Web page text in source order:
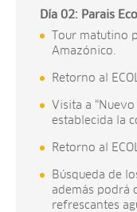
Día 02: Parais
Tour matutino
Amazónico.
Retorno al
Visita a
establecida la
Retorno al
Búsqueda de
además podrá
refrescantes